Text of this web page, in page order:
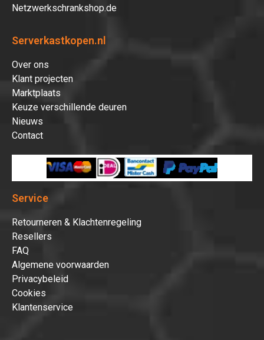
Netzwerkschrankshop.de
Serverkastkopen.nl
Over ons
Klant projecten
Marktplaats
Keuze verschillende deuren
Nieuws
Contact
Service
Retourneren & Klachtenregeling
Resellers
FAQ
Algemene voorwaarden
Privacybeleid
Cookies
Klantenservice